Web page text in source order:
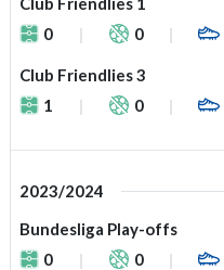
0
0
Club Friendlies 3
1
0
2023/2024
Bundesliga Play-offs
0
0